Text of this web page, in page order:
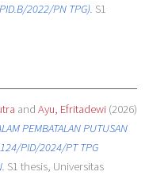
2022/PN TPG). S1
and Ayu, Efritadewi(2026)
PEMBATALAN PUTUSAN
124/PID/2024/PT TPG
S1 thesis, Universitas